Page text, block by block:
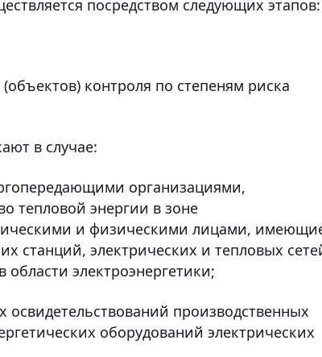
посредством следующих этапов:
контроля по степеням риска
в случае:
организациями,
тепловой энергии в зоне
и физическими лицами,
станций, электрических и тепловых
электроэнергетики;
освидетельствований производственных
оборудований электрических